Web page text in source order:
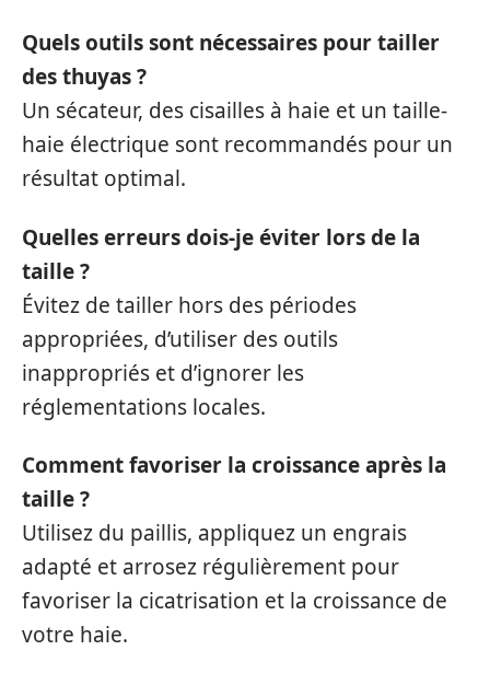
Quels outils sont nécessaires pour tailler
des thuyas ?
Un sécateur, des cisailles à haie et un taille-
haie électrique sont recommandés pour un
résultat optimal.
Quelles erreurs dois-je éviter lors de la
taille ?
Évitez de tailler hors des périodes
appropriées, d’utiliser des outils
inappropriés et d’ignorer les
réglementations locales.
Comment favoriser la croissance après la
taille ?
Utilisez du paillis, appliquez un engrais
adapté et arrosez régulièrement pour
favoriser la cicatrisation et la croissance de
votre haie.